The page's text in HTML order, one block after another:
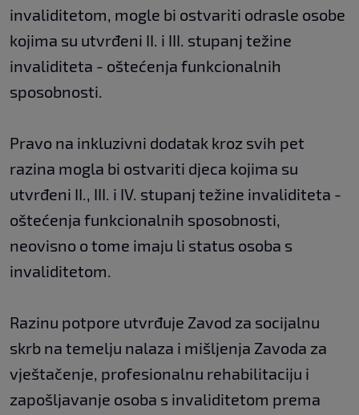
invaliditetom, mogle bi ostvariti odrasle osobe
kojima su utvrđeni II. i III. stupanj težine
invaliditeta - oštećenja funkcionalnih
sposobnosti.
Pravo na inkluzivni dodatak kroz svih pet
razina mogla bi ostvariti djeca kojima su
utvrđeni II., III. i IV. stupanj težine invaliditeta -
oštećenja funkcionalnih sposobnosti,
neovisno o tome imaju li status osoba s
invaliditetom.
Razinu potpore utvrđuje Zavod za socijalnu
skrb na temelju nalaza i mišljenja Zavoda za
vještačenje, profesionalnu rehabilitaciju i
zapošljavanje osoba s invaliditetom prema